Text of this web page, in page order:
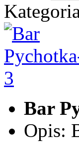
Bar
Opis: